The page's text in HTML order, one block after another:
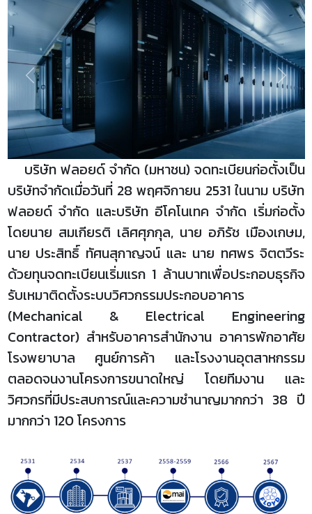
Previous Next
บริษัท ฟลอยด์ จำกัด (มหาชน) จดทะเบียนก่อตั้งเป็น
บริษัทจำกัดเมื่อวันที่ 28 พฤศจิกายน 2531 ในนาม บริษัท
ฟลอยด์ จำกัด และบริษัท อีโคโนเทค จำกัด เริ่มก่อตั้ง
โดยนาย สมเกียรติ เลิศศุภกุล, นาย อภิรัช เมืองเกษม,
นาย ประสิทธิ์ ทัศนสุกาญจน์ และ นาย ทศพร จิตตวีระ
ด้วยทุนจดทะเบียนเริ่มแรก 1 ล้านบาทเพื่อประกอบธุรกิจ
รับเหมาติดตั้งระบบวิศวกรรมประกอบอาคาร
(Mechanical & Electrical Engineering
Contractor) สำหรับอาคารสำนักงาน อาคารพักอาศัย
โรงพยาบาล ศูนย์การค้า และโรงงานอุตสาหกรรม
ตลอดจนงานโครงการขนาดใหญ่ โดยทีมงาน และ
วิศวกรที่มีประสบการณ์และความชำนาญมากกว่า 38 ปี
มากกว่า 120 โครงการ